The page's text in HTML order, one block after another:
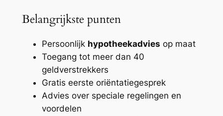
Belangrijkste punten
Persoonlijk hypotheekadvies op maat
Toegang tot meer dan 40
geldverstrekkers
Gratis eerste oriëntatiegesprek
Advies over speciale regelingen en
voordelen